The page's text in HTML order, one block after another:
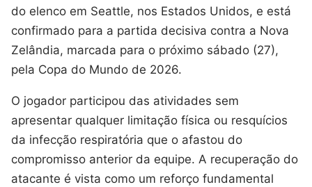
do elenco em Seattle, nos Estados Unidos, e está
confirmado para a partida decisiva contra a Nova
Zelândia, marcada para o próximo sábado (27),
pela Copa do Mundo de 2026.
O jogador participou das atividades sem
apresentar qualquer limitação física ou resquícios
da infecção respiratória que o afastou do
compromisso anterior da equipe. A recuperação do
atacante é vista como um reforço fundamental